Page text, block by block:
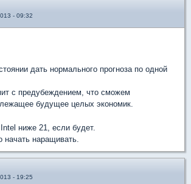
- 09:32
дать нормального прогноза по одной
с предубеждением, что сможем
будущее целых экономик.
ниже 21, если будет.
наращивать.
- 19:25